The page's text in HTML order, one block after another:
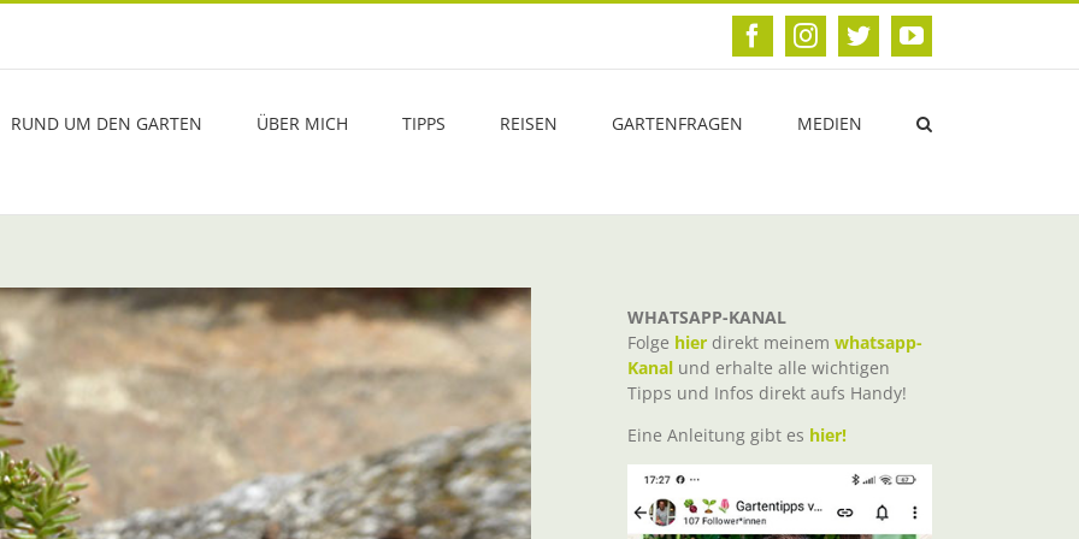
FacebookInstagram
TwitterYouTube
RUND UM DEN GARTEN ÜBER MICH TIPPS REISEN GARTENFRAGEN MEDIEN
WHATSAPP-KANAL
Folge hier direkt meinem whatsapp-
Kanal und erhalte alle wichtigen
Tipps und Infos direkt aufs Handy!
Eine Anleitung gibt es hier!